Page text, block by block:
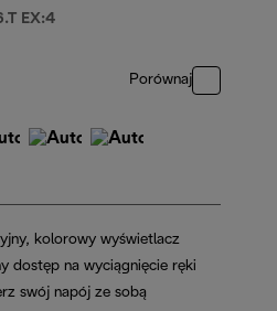
EX:4
Porównaj
kolorowy wyświetlacz
dostęp na wyciągnięcie ręki
swój napój ze sobą